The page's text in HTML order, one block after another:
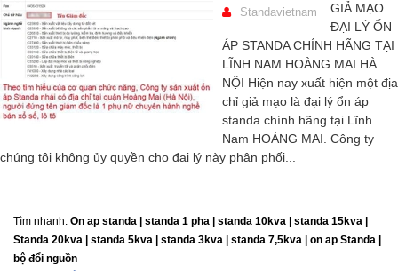
Standavietnam
GIẢ MẠO
ĐẠI LÝ ỔN
ÁP STANDA CHÍNH HÃNG TẠI
LĨNH NAM HOÀNG MAI HÀ
NỘI Hiện nay xuất hiện một địa
chỉ giả mạo là đại lý ổn áp
standa chính hãng tại Lĩnh
Nam HOÀNG MAI. Công ty
chúng tôi không ủy quyền cho đại lý này phân phối...
Tìm nhanh: On ap standa | standa 1 pha | standa 10kva | standa 15kva |
Standa 20kva |
standa 5kva | standa 3kva | standa 7,5kva | on ap Standa |
bộ đổi nguồn